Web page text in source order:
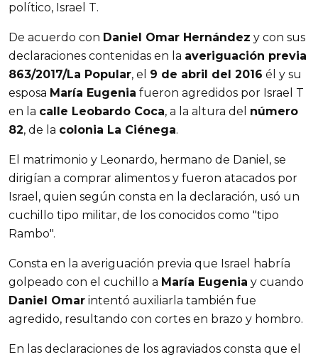
político, Israel T.
De acuerdo con Daniel Omar Hernández y con sus
declaraciones contenidas en la averiguación previa
863/2017/La Popular, el 9 de abril del 2016 él y su
esposa María Eugenia fueron agredidos por Israel T
en la calle Leobardo Coca, a la altura del número
82, de la colonia La Ciénega.
El matrimonio y Leonardo, hermano de Daniel, se
dirigían a comprar alimentos y fueron atacados por
Israel, quien según consta en la declaración, usó un
cuchillo tipo militar, de los conocidos como "tipo
Rambo".
Consta en la averiguación previa que Israel habría
golpeado con el cuchillo a María Eugenia y cuando
Daniel Omar intentó auxiliarla también fue
agredido, resultando con cortes en brazo y hombro.
En las declaraciones de los agraviados consta que el